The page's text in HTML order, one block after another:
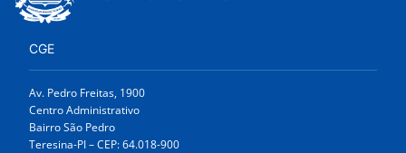
CGE
Av. Pedro Freitas, 1900
Centro Administrativo
Bairro São Pedro
Teresina-PI – CEP: 64.018-900